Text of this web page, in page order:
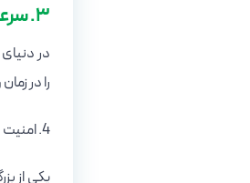
3. سرعت و دقت در ارائه خدمات
در
را در
4. امنیت و سلامت بار
یکی از